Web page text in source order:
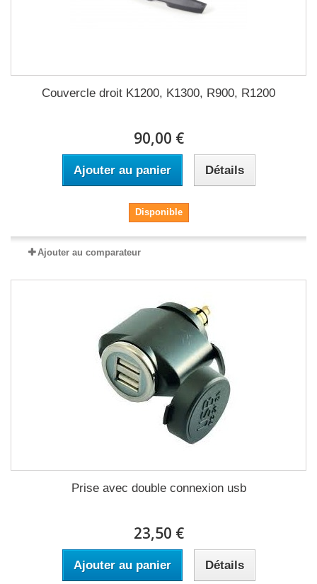
Couvercle droit K1200, K1300, R900, R1200
90,00 €
Ajouter au panier Détails
Disponible
Ajouter au comparateur
Prise avec double connexion usb
23,50 €
Ajouter au panier Détails